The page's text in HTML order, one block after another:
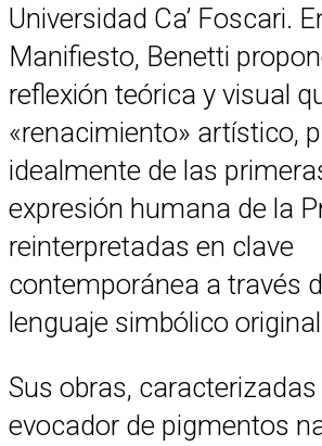
Universidad Ca’ Foscari.
Manifiesto, Benetti
reflexión teórica y visual
«renacimiento» artístico,
idealmente de las
expresión humana de la
reinterpretadas en clave
contemporánea a través
lenguaje simbólico
Sus obras,
evocador de pigmentos